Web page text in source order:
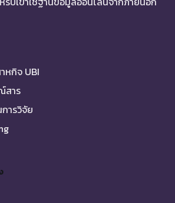
หกิจ UBI
สาร
ารวิจัย